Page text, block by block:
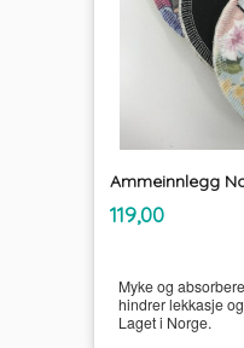
Ammeinnlegg
Pris
119,00inkl.
mva.
Myke og
hindrer lekkasje
Laget i Norge.